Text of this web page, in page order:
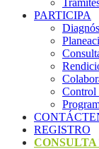
PARTICIPA
Control
REGISTRO